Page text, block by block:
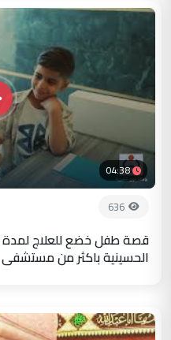
04:38
636
قصة طفل خضع للعلاج لمدة
الحسينية باكثر من مستشفى